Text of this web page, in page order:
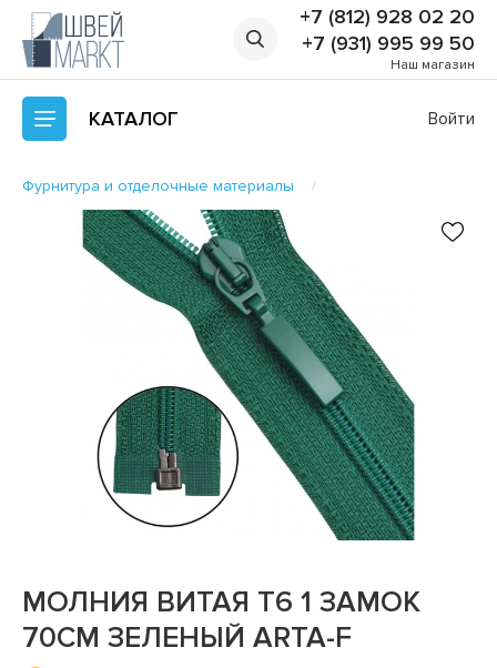
+7 (812) 928 02 20
+7 (931) 995 99 50
Наш магазин
КАТАЛОГ Войти
Фурнитура и отделочные материалы
МОЛНИЯ ВИТАЯ Т6 1 ЗАМОК
70СМ ЗЕЛЕНЫЙ ARTA-F